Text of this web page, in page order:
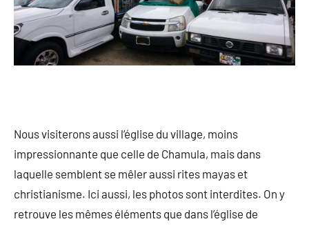
Nous visiterons aussi l’église du village, moins
impressionnante que celle de Chamula, mais dans
laquelle semblent se mêler aussi rites mayas et
christianisme. Ici aussi, les photos sont interdites. On y
retrouve les mêmes éléments que dans l’église de